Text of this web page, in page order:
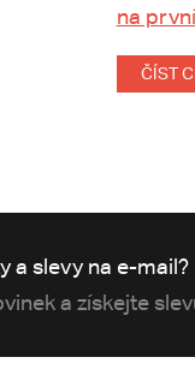
na
ČÍST
a slevy na e-mail?
a získejte